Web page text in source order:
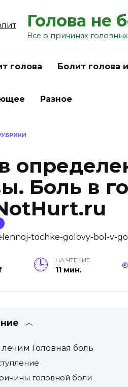
Голова не
Все о причинах
голова Болит голова
Разное
Боль в
НА ЧТЕНИЕ
11 мин.
Головная боль
головной боли